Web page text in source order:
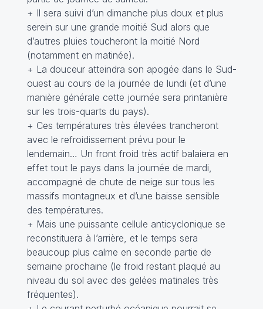
+ Il sera suivi d’un dimanche plus doux et plus
serein sur une grande moitié Sud alors que
d’autres pluies toucheront la moitié Nord
(notamment en matinée).
+ La douceur atteindra son apogée dans le Sud-
ouest au cours de la journée de lundi (et d’une
manière générale cette journée sera printanière
sur les trois-quarts du pays).
+ Ces températures très élevées trancheront
avec le refroidissement prévu pour le
lendemain… Un front froid très actif balaiera en
effet tout le pays dans la journée de mardi,
accompagné de chute de neige sur tous les
massifs montagneux et d’une baisse sensible
des températures.
+ Mais une puissante cellule anticyclonique se
reconstituera à l’arrière, et le temps sera
beaucoup plus calme en seconde partie de
semaine prochaine (le froid restant plaqué au
niveau du sol avec des gelées matinales très
fréquentes).